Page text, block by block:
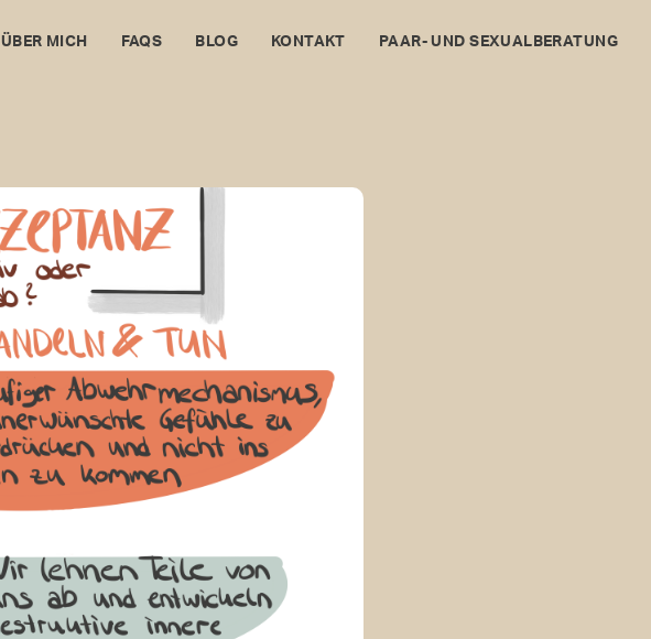
ÜBER MICH FAQS BLOG KONTAKT PAAR- UND SEXUALBERATUNG